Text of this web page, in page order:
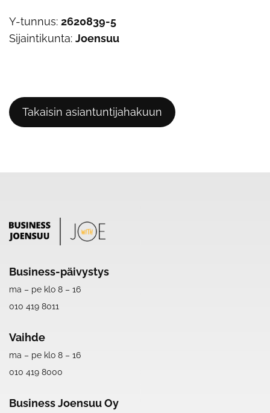
Y-tunnus: 2620839-5
Sijaintikunta: Joensuu
Takaisin asiantuntijahakuun
Business-päivystys
ma – pe klo 8 – 16
010 419 8011
Vaihde
ma – pe klo 8 – 16
010 419 8000
Business Joensuu Oy